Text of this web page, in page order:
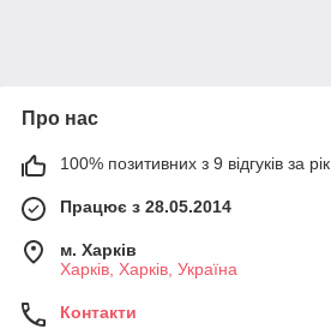
Про нас
100% позитивних з 9 відгуків за рік
Працює з 28.05.2014
м. Харків
Харків, Харків, Україна
Контакти